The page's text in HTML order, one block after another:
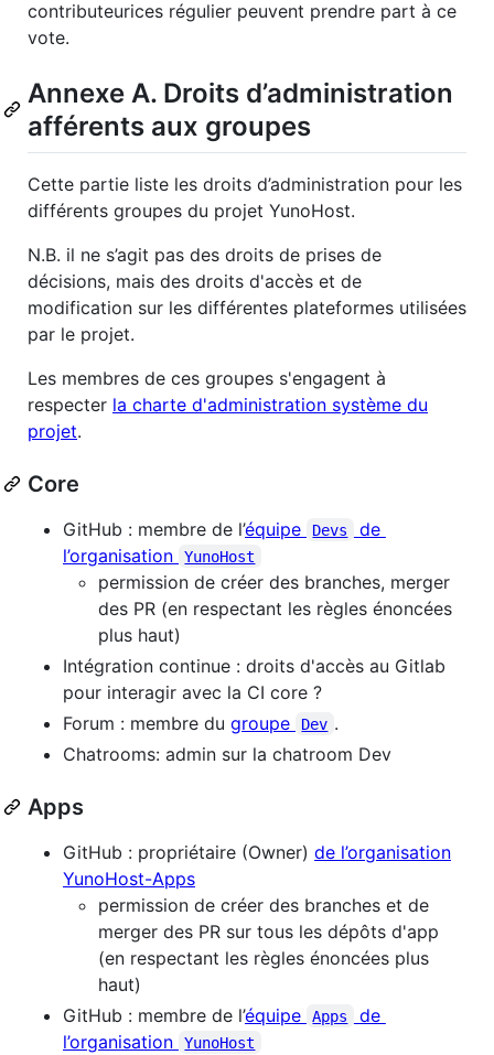
contributeurices régulier peuvent prendre part à ce
vote.
Annexe A. Droits d’administration
afférents aux groupes
Cette partie liste les droits d’administration pour les
différents groupes du projet YunoHost.
N.B. il ne s’agit pas des droits de prises de
décisions, mais des droits d'accès et de
modification sur les différentes plateformes utilisées
par le projet.
Les membres de ces groupes s'engagent à
respecter la charte d'administration système du
projet.
Core
GitHub : membre de l’équipe Devs
de
l’organisation
YunoHost
permission de créer des branches, merger
des PR (en respectant les règles énoncées
plus haut)
Intégration continue : droits d'accès au Gitlab
pour interagir avec la CI core ?
Forum : membre du groupe Dev .
Chatrooms: admin sur la chatroom Dev
Apps
GitHub : propriétaire (Owner) de l’organisation
YunoHost-Apps
permission de créer des branches et de
merger des PR sur tous les dépôts d'app
(en respectant les règles énoncées plus
haut)
GitHub : membre de l’équipe Apps
de
l’organisation
YunoHost